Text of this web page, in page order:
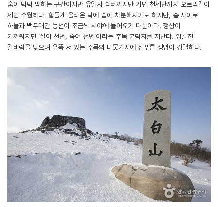
숨이 턱턱 막히는 구간이지만 유일사 쉼터까지만 가면 천제단까지 오르막길이
제법 수월하다. 힘들게 올라온 덕에 숨이 차분해지기도 하지만, 숲 사이로
하늘과 백두대간 능선이 조금씩 시야에 들어오기 때문이다. 정상이
가까워지면 ‘살아 천년, 죽어 천년’이라는 주목 군락지를 지난다. 앙칼진
칼바람을 맞으며 우뚝 서 있는 주목의 나뭇가지에 짙푸른 생명이 강렬하다.